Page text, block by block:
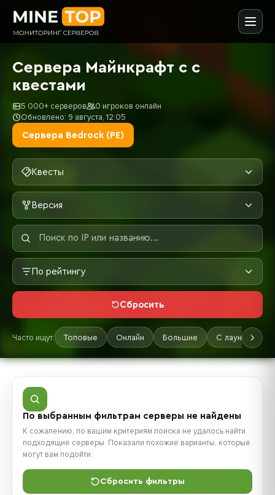
Сервера Майнкрафт с с
квестами
5 000+ серверов
0 игроков онлайн
Обновлено: 9 августа, 12:05
Сервера Bedrock (PE)
Квесты
Версия
По рейтингу
Сбросить
Часто ищут: Топовые Онлайн Большие С лаунчером
По выбранным фильтрам серверы не найдены
К сожалению, по вашим критериям поиска не удалось найти
подходящие серверы. Показали похожие варианты, которые
могут вам подойти.
Сбросить фильтры